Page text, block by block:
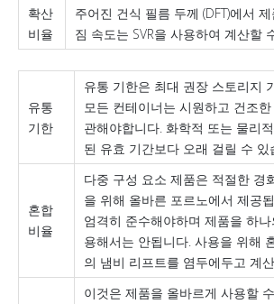
확산
비율
주어진 건식 필름 두께 (DFT)에서
짐 속도는 SVR을 사용하여 계산할
유통
기한
유통 기한은 최대 권장 스토리지
모든 컨테이너는 시원하고 건조
관해야합니다. 화학적 또는 물리
된 유효 기간보다 오래 걸릴 수 있
혼합
비율
다중 구성 요소 제품은 적절한 경
을 위해 올바른 포르노에서 제공
엄격히 준수해야하며 제품을 하
용해서는 안됩니다. 사용을 위해
의 냄비 리프트를 염두에두고 계
이것은 제품을 올바르게 사용할